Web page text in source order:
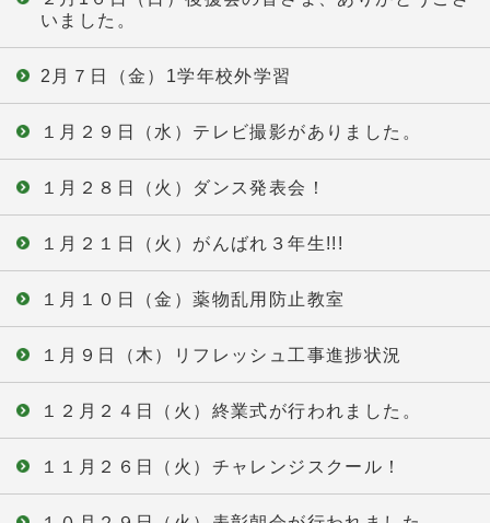
いました。
2月７日（金）1学年校外学習
１月２９日（水）テレビ撮影がありました。
１月２８日（火）ダンス発表会！
１月２１日（火）がんばれ３年生!!!
１月１０日（金）薬物乱用防止教室
１月９日（木）リフレッシュ工事進捗状況
１２月２４日（火）終業式が行われました。
１１月２６日（火）チャレンジスクール！